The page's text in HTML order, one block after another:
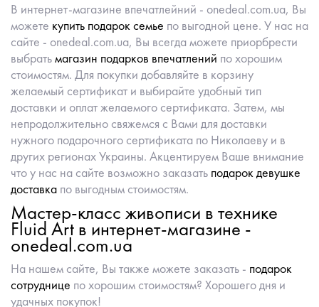
В интернет-магазине впечатлейний - onedeal.com.ua, Вы
можете купить подарок семье по выгодной цене. У нас на
сайте - onedeal.com.ua, Вы всегда можете приорбрести
выбратьмагазин подарков впечатлений по хорошим
стоимостям. Для покупки добавляйте в корзину
желаемый сертификат и выбирайте удобный тип
доставки и оплат желаемого сертификата. Затем, мы
непродолжительно свяжемся с Вами для доставки
нужного подарочного сертификата по Николаеву и в
других регионах Украины. Акцентируем Ваше внимание
что у нас на сайте возможно заказать подарок девушке
доставка по выгодным стоимостям.
Мастер-класс живописи в технике
Fluid Art в интернет-магазине -
onedeal.com.ua
На нашем сайте, Вы также можете заказать - подарок
сотруднице по хорошим стоимостям? Хорошего дня и
удачных покупок!